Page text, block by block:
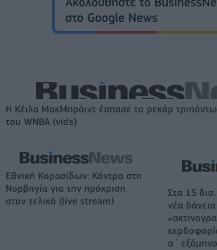
Η Κέιλα ΜακΜπράιντ έσπασε το ρεκόρ
του WNBA (vids)
Εθνική Κορασίδων: Κόντρα στη
Νορβηγία για την πρόκριση
στον τελικό (live stream)
Στα 15
νέα
α΄ εξάμηνο